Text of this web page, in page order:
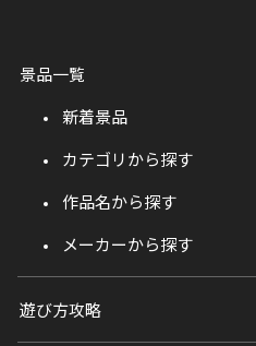
景品一覧
新着景品
カテゴリから探す
作品名から探す
メーカーから探す
遊び方攻略